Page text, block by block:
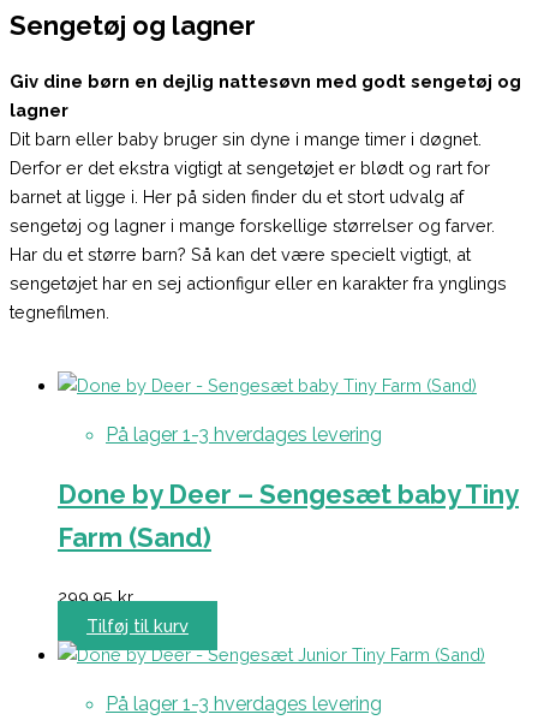
Sengetøj og lagner
Giv dine børn en dejlig nattesøvn med godt sengetøj og
lagner
Dit barn eller baby bruger sin dyne i mange timer i døgnet.
Derfor er det ekstra vigtigt at sengetøjet er blødt og rart for
barnet at ligge i. Her på siden finder du et stort udvalg af
sengetøj og lagner i mange forskellige størrelser og farver.
Har du et større barn? Så kan det være specielt vigtigt, at
sengetøjet har en sej actionfigur eller en karakter fra ynglings
tegnefilmen.
På lager 1-3 hverdages levering
Done by Deer – Sengesæt baby Tiny
Farm (Sand)
299,95kr.
Tilføj til kurv
På lager 1-3 hverdages levering